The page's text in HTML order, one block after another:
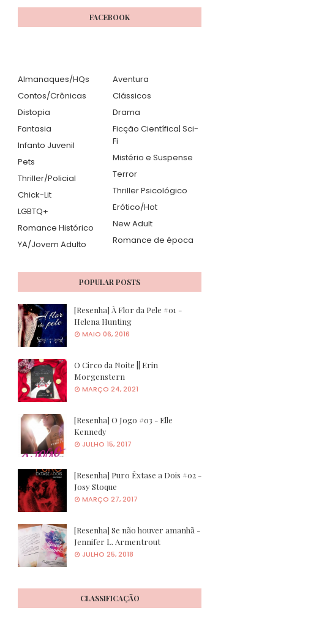
FACEBOOK
Almanaques/HQs
Aventura
Contos/Crônicas
Clássicos
Distopia
Drama
Fantasia
Ficção Científica| Sci-
Fi
Infanto Juvenil
Mistério e Suspense
Pets
Terror
Thriller/Policial
Thriller Psicológico
Chick-Lit
Erótico/Hot
LGBTQ+
New Adult
Romance Histórico
Romance de época
YA/Jovem Adulto
POPULAR POSTS
[Resenha] À Flor da Pele #01 -
Helena Hunting
MAIO 06, 2016
O Circo da Noite || Erin
Morgenstern
MARÇO 24, 2021
[Resenha] O Jogo #03 - Elle
Kennedy
JULHO 15, 2017
[Resenha] Puro Êxtase a Dois #02 -
Josy Stoque
MARÇO 27, 2017
[Resenha] Se não houver amanhã -
Jennifer L. Armentrout
JULHO 25, 2018
CLASSIFICAÇÃO